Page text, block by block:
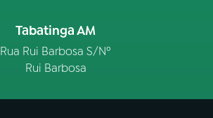
Tabatinga AM
Rua Rui Barbosa S/Nº
Rui Barbosa